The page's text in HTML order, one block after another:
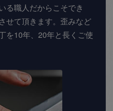
る職人だからこそでき
せて頂きます。歪みなど
を10年、20年と長くご使